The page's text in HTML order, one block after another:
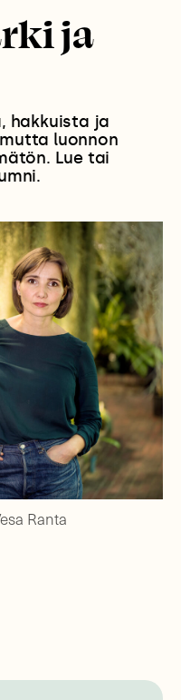
ja
hakkuista ja
luonnon
Lue tai
Ranta